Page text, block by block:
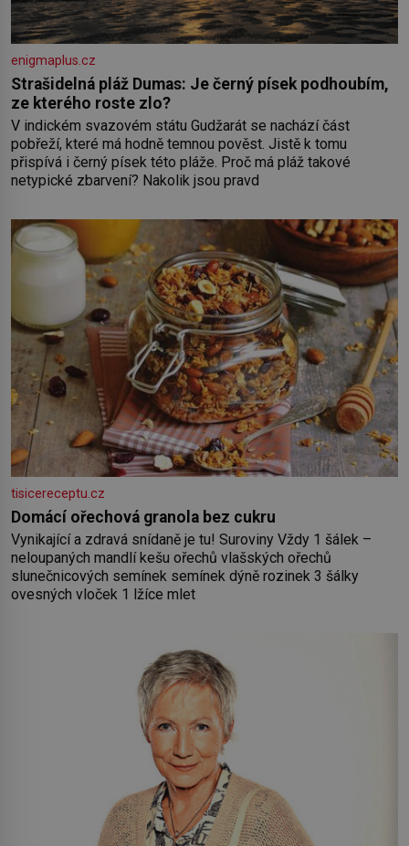
enigmaplus.cz
Strašidelná pláž Dumas: Je černý písek podhoubím,
ze kterého roste zlo?
V indickém svazovém státu Gudžarát se nachází část
pobřeží, které má hodně temnou pověst. Jistě k tomu
přispívá i černý písek této pláže. Proč má pláž takové
netypické zbarvení? Nakolik jsou pravd
tisicereceptu.cz
Domácí ořechová granola bez cukru
Vynikající a zdravá snídaně je tu! Suroviny Vždy 1 šálek –
neloupaných mandlí kešu ořechů vlašských ořechů
slunečnicových semínek semínek dýně rozinek 3 šálky
ovesných vloček 1 lžíce mlet